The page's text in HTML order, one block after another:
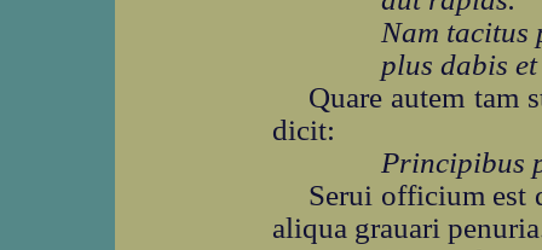
Nam tacitus
plus dabis
Quare autem tam
dicit:
Principibus
Serui officium est
aliqua grauari